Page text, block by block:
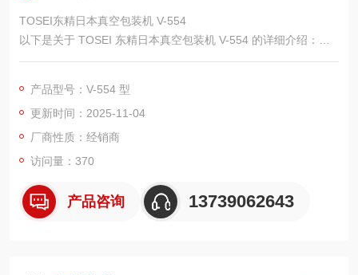
TOSEI东精日本真空包装机 V-554
以下是关于 TOSEI 东精日本真空包装机 V-554 的详细介绍：
进，使操作更加简单直观；兼容 USB 存储器，方便存储和传输 H
ACCP、Tresabi、生产控制、验证、食品检验等相关数据；支持
语言切换，可满足不同地区用户的需求。
功能多样：配备 nanoe X 发生器，能有效去除异味、抑制细
产品型号：V-554 型
更新时间：2025-11-04
厂商性质：经销商
访问量：370
产品咨询 13739062643